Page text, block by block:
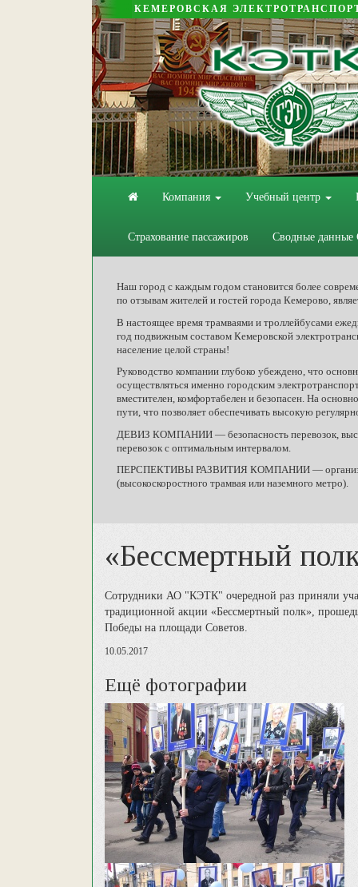
КЕМЕРОВСКАЯ
Компания Учебный центр
Страхование пассажиров Сводные
Наш город с каждым годом становится более
по отзывам жителей и гостей города Кемерово,
В настоящее время трамваями и троллейбусами
год подвижным составом Кемеровской
население целой страны!
Руководство компании глубоко убеждено, что
осуществляться именно городским
вместителен, комфортабелен и безопасен. На
пути, что позволяет обеспечивать высокую
ДЕВИЗ КОМПАНИИ — безопасность перевозок,
перевозок с оптимальным интервалом.
ПЕРСПЕКТИВЫ РАЗВИТИЯ КОМПАНИИ —
(высокоскоростного трамвая или наземного метро).
«Бессмертный
Сотрудники АО "КЭТК" очередной раз приняли
традиционной акции «Бессмертный полк»,
Победы на площади Советов.
10.05.2017
Ещё фотографии